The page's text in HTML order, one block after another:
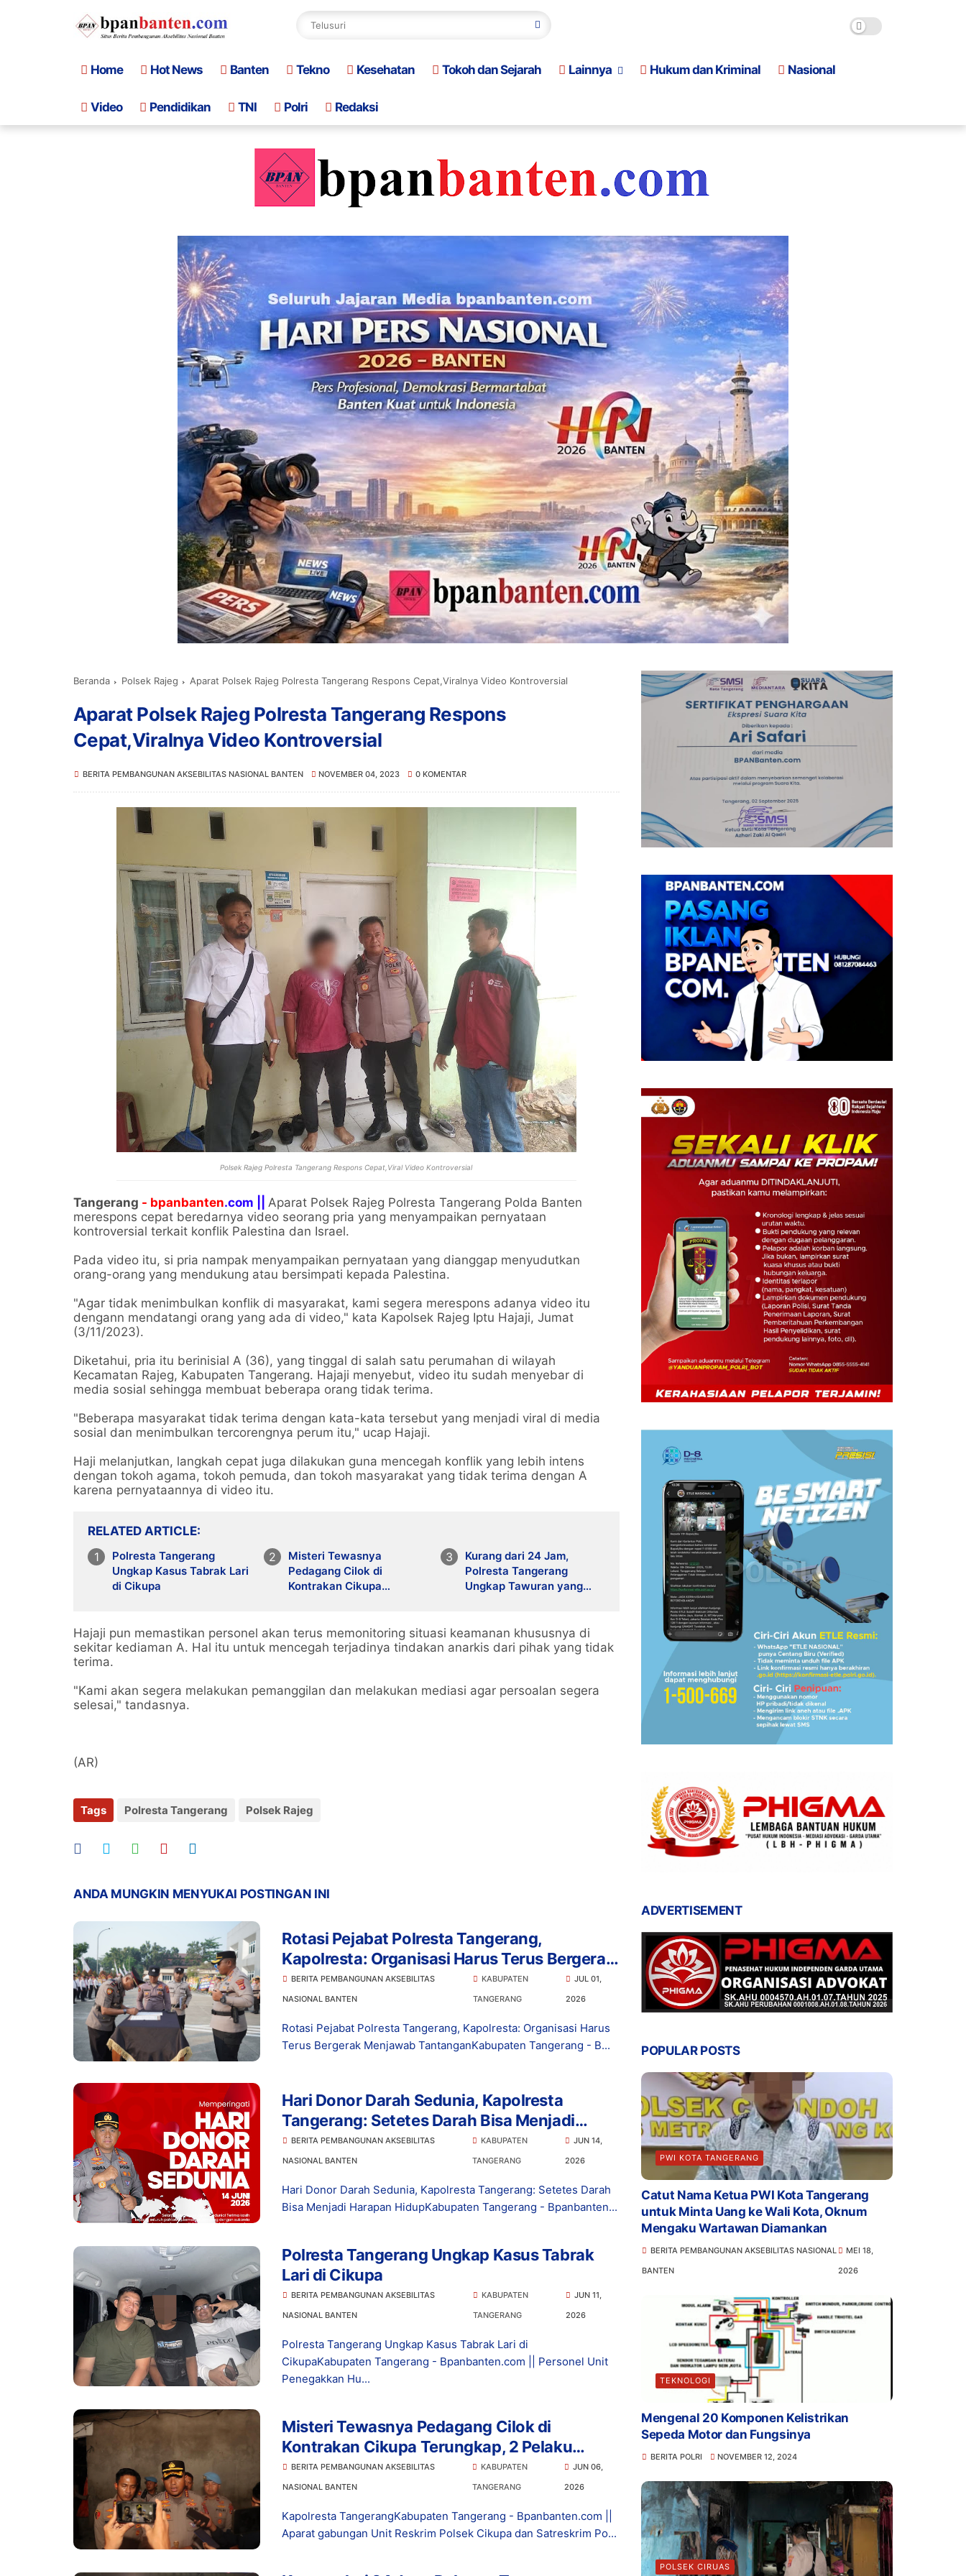
Home Hot News Banten Tekno Kesehatan Tokoh dan Sejarah Lainnya Hukum dan Kriminal Nasional
Video Pendidikan TNI Polri Redaksi
Beranda Polsek Rajeg Aparat Polsek Rajeg Polresta Tangerang Respons Cepat,Viralnya Video Kontroversial
Aparat Polsek Rajeg Polresta Tangerang Respons
Cepat,Viralnya Video Kontroversial
BERITA PEMBANGUNAN AKSEBILITAS NASIONAL BANTEN NOVEMBER 04, 2023 0 KOMENTAR
Polsek Rajeg Polresta Tangerang Respons Cepat,Viral Video Kontroversial
Tangerang - bpanbanten.com || Aparat Polsek Rajeg Polresta Tangerang Polda Banten
merespons cepat beredarnya video seorang pria yang menyampaikan pernyataan
kontroversial terkait konflik Palestina dan Israel.
Pada video itu, si pria nampak menyampaikan pernyataan yang dianggap menyudutkan
orang-orang yang mendukung atau bersimpati kepada Palestina.
"Agar tidak menimbulkan konflik di masyarakat, kami segera merespons adanya video itu
dengann mendatangi orang yang ada di video," kata Kapolsek Rajeg Iptu Hajaji, Jumat
(3/11/2023).
Diketahui, pria itu berinisial A (36), yang tinggal di salah satu perumahan di wilayah
Kecamatan Rajeg, Kabupaten Tangerang. Hajaji menyebut, video itu sudah menyebar di
media sosial sehingga membuat beberapa orang tidak terima.
"Beberapa masyarakat tidak terima dengan kata-kata tersebut yang menjadi viral di media
sosial dan menimbulkan tercorengnya perum itu," ucap Hajaji.
Haji melanjutkan, langkah cepat juga dilakukan guna mencegah konflik yang lebih intens
dengan tokoh agama, tokoh pemuda, dan tokoh masyarakat yang tidak terima dengan A
karena pernyataannya di video itu.
RELATED ARTICLE
Polresta Tangerang
Ungkap Kasus Tabrak Lari
di Cikupa
Misteri Tewasnya
Pedagang Cilok di
Kontrakan Cikupa
Kurang dari 24 Jam,
Polresta Tangerang
Ungkap Tawuran yang
Hajaji pun memastikan personel akan terus memonitoring situasi keamanan khususnya di
sekitar kediaman A. Hal itu untuk mencegah terjadinya tindakan anarkis dari pihak yang tidak
terima.
"Kami akan segera melakukan pemanggilan dan melakukan mediasi agar persoalan segera
selesai," tandasnya.
(AR)
Tags Polresta Tangerang Polsek Rajeg
ANDA MUNGKIN MENYUKAI POSTINGAN INI
Rotasi Pejabat Polresta Tangerang,
Kapolresta: Organisasi Harus Terus Bergerak
Menjawab Tantangan
BERITA PEMBANGUNAN AKSEBILITAS
NASIONAL BANTEN
KABUPATEN
TANGERANG
JUL 01,
2026
Rotasi Pejabat Polresta Tangerang, Kapolresta: Organisasi Harus
Terus Bergerak Menjawab TantanganKabupaten Tangerang - B...
Hari Donor Darah Sedunia, Kapolresta
Tangerang: Setetes Darah Bisa Menjadi
Harapan Hidup
BERITA PEMBANGUNAN AKSEBILITAS
NASIONAL BANTEN
KABUPATEN
TANGERANG
JUN 14,
2026
Hari Donor Darah Sedunia, Kapolresta Tangerang: Setetes Darah
Bisa Menjadi Harapan HidupKabupaten Tangerang - Bpanbanten...
Polresta Tangerang Ungkap Kasus Tabrak
Lari di Cikupa
BERITA PEMBANGUNAN AKSEBILITAS
NASIONAL BANTEN
KABUPATEN
TANGERANG
JUN 11,
2026
Polresta Tangerang Ungkap Kasus Tabrak Lari di
CikupaKabupaten Tangerang - Bpanbanten.com || Personel Unit
Penegakkan Hu...
Misteri Tewasnya Pedagang Cilok di
Kontrakan Cikupa Terungkap, 2 Pelaku
Diciduk
BERITA PEMBANGUNAN AKSEBILITAS
NASIONAL BANTEN
KABUPATEN
TANGERANG
JUN 06,
2026
Kapolresta TangerangKabupaten Tangerang - Bpanbanten.com ||
Aparat gabungan Unit Reskrim Polsek Cikupa dan Satreskrim Po...
ADVERTISEMENT
POPULAR POSTS
PWI KOTA TANGERANG
Catut Nama Ketua PWI Kota Tangerang
untuk Minta Uang ke Wali Kota, Oknum
Mengaku Wartawan Diamankan
BERITA PEMBANGUNAN AKSEBILITAS NASIONAL
BANTEN
MEI 18,
2026
TEKNOLOGI
Mengenal 20 Komponen Kelistrikan
Sepeda Motor dan Fungsinya
BERITA POLRI NOVEMBER 12, 2024
POLSEK CIRUAS